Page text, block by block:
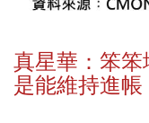
真星華：笨
是能維持進帳